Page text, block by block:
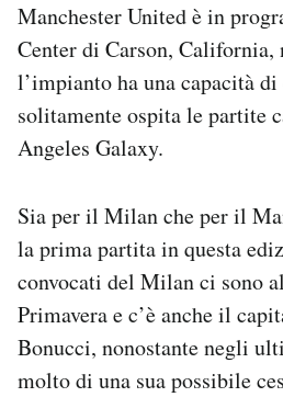
Hai bisogno di aiuto?
Esci
Manchester United è in
Center di Carson,
l’impianto ha una capacità
solitamente ospita le partite
Angeles Galaxy.
Sia per il Milan che per il
la prima partita in questa
convocati del Milan ci sono
Primavera e c’è anche il
Bonucci, nonostante negli
molto di una sua possibile